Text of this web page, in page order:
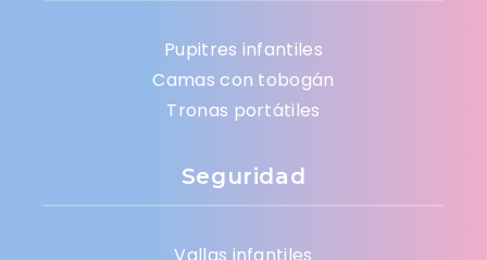
Pupitres infantiles
Camas con tobogán
Tronas portátiles
Seguridad
Vallas infantiles